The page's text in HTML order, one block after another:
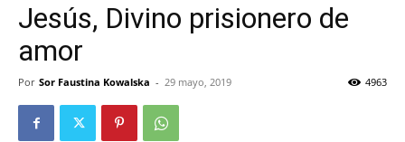
Jesús, Divino prisionero de
amor
Por Sor Faustina Kowalska - 29 mayo, 2019 4963